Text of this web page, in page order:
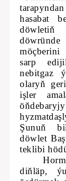
hasabat
döwletiň
sarp
nebitgaz
olaryň
işler
Şunuň
döwlet
teklibi
diňläp,